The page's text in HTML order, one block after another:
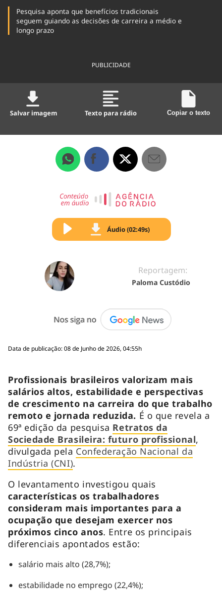
Pesquisa aponta que benefícios tradicionais
seguem guiando as decisões de carreira a médio e
longo prazo
PUBLICIDADE
Salvar imagem Texto para rádio Copiar o texto
Áudio (02:49s)
Reportagem:
Paloma Custódio
Data de publicação: 08 de Junho de 2026, 04:55h
Profissionais brasileiros valorizam mais
salários altos, estabilidade e perspectivas
de crescimento na carreira do que trabalho
remoto e jornada reduzida. É o que revela a
69ª edição da pesquisa Retratos da
Sociedade Brasileira: futuro profissional,
divulgada pela Confederação Nacional da
Indústria (CNI).
O levantamento investigou quais
características os trabalhadores
consideram mais importantes para a
ocupação que desejam exercer nos
próximos cinco anos. Entre os principais
diferenciais apontados estão:
salário mais alto (28,7%);
estabilidade no emprego (22,4%);